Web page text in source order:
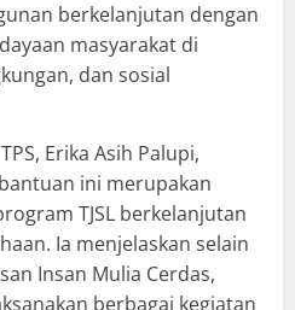
berkelanjutan dengan
masyarakat di
dan sosial
Erika Asih Palupi,
ini merupakan
TJSL berkelanjutan
Ia menjelaskan selain
Insan Mulia Cerdas,
berbagai kegiatan